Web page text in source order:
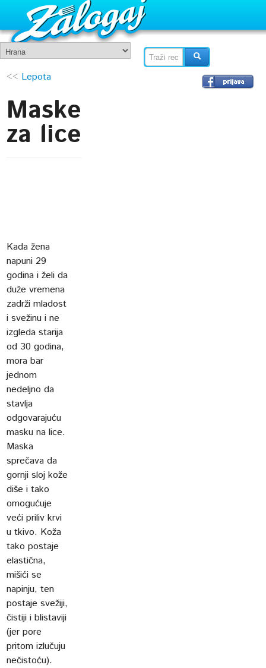
<< Lepota
Maske
za lice
Kada žena
napuni 29
godina i želi da
duže vremena
zadrži mladost
i svežinu i ne
izgleda starija
od 30 godina,
mora bar
jednom
nedeljno da
stavlja
odgovarajuću
masku na lice.
Maska
sprečava da
gornji sloj kože
diše i tako
omogućuje
veći priliv krvi
u tkivo. Koža
tako postaje
elastična,
mišići se
napinju, ten
postaje svežiji,
čistiji i blistaviji
(jer pore
pritom izlučuju
nečistoću).